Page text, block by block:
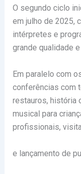
O segundo ciclo
em julho de 2025,
intérpretes e
grande qualidade
Em paralelo com
conferências com
restauros, história
musical para
profissionais,
e lançamento de